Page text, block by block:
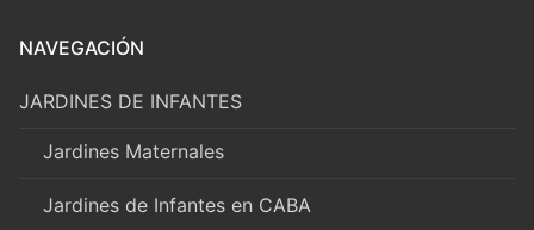
NAVEGACIÓN
JARDINES DE INFANTES
Jardines Maternales
Jardines de Infantes en CABA